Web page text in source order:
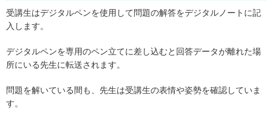
受講生はデジタルペンを使用して問題の解答をデジタルノートに記
入します。
デジタルペンを専用のペン立てに差し込むと回答データが離れた場
所にいる先生に転送されます。
問題を解いている間も、先生は受講生の表情や姿勢を確認していま
す。